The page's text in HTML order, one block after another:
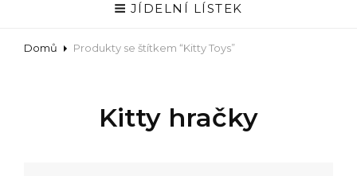
JÍDELNÍ LÍSTEK
Domů Produkty se štítkem “Kitty Toys”
Kitty hračky